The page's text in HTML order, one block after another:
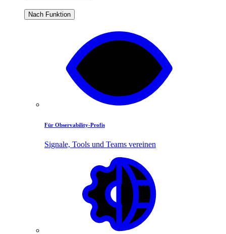
Nach Funktion
Für Observability-Profis
Signale, Tools und Teams vereinen